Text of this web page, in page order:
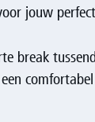
jouw
break